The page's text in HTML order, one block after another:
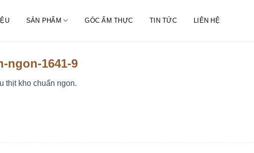
SẢN PHẨM GÓC ẨM THỰC TIN TỨC LIÊN HỆ
ngon-1641-9
thịt kho chuẩn ngon.